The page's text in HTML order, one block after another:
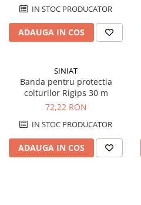
IN STOC PRODUCATOR
ADAUGA IN COS
SINIAT
Banda pentru protectia
colturilor Rigips 30 m
72,22 RON
IN STOC PRODUCATOR
ADAUGA IN COS